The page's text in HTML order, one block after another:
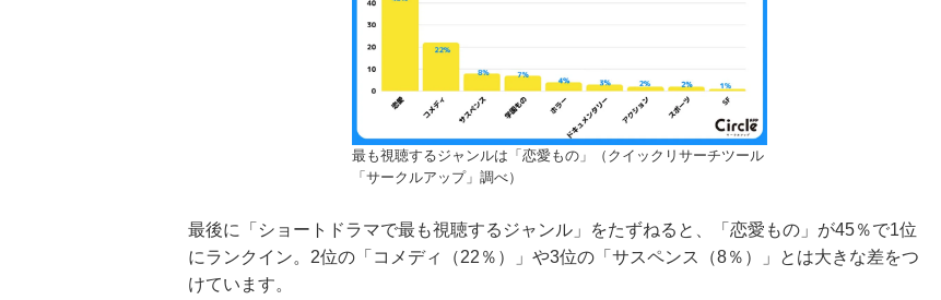
最も視聴するジャンルは「恋愛もの」（クイックリサーチツール
「サークルアップ」調べ）
最後に「ショートドラマで最も視聴するジャンル」をたずねると、「恋愛もの」が45％で1位
にランクイン。2位の「コメディ（22％）」や3位の「サスペンス（8％）」とは大きな差をつ
けています。